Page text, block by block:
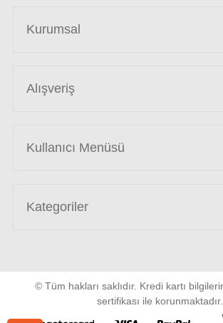
Kurumsal
Alışveriş
Kullanıcı Menüsü
Kategoriler
© Tüm hakları saklıdır. Kredi kartı
sertifikası ile korunmaktadır.